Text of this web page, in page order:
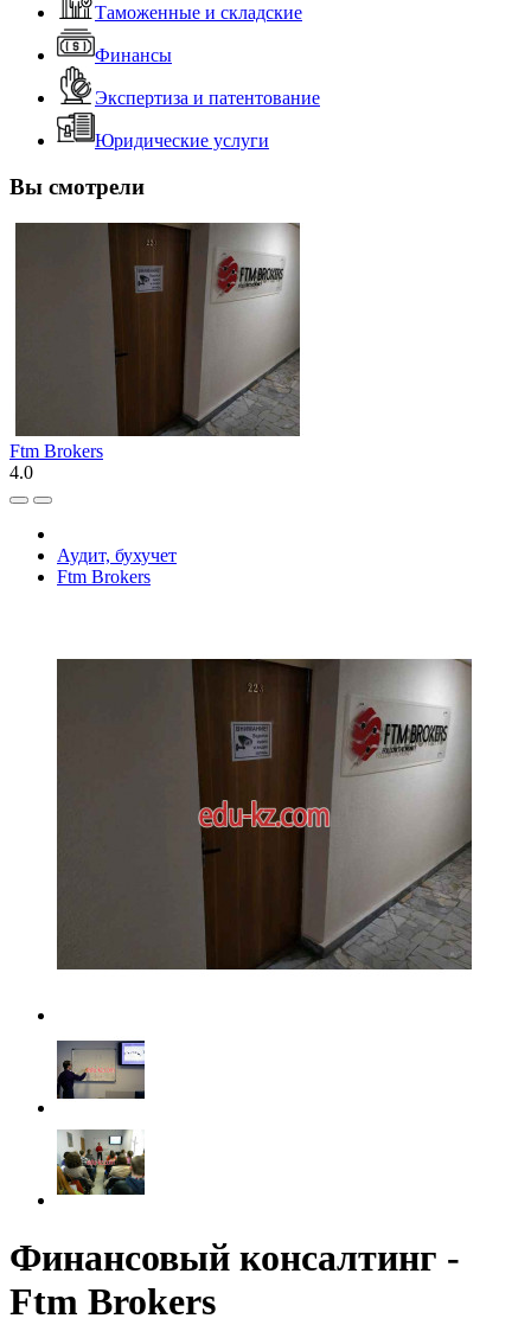
Таможенные и складские
Финансы
Экспертиза и патентование
Юридические услуги
Вы смотрели
Ftm Brokers
4.0
Аудит, бухучет
Ftm Brokers
Финансовый консалтинг -
Ftm Brokers